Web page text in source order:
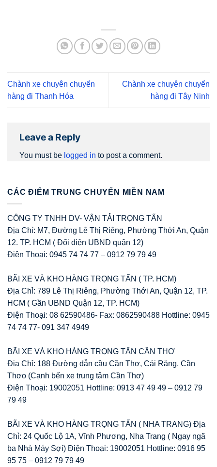
Chành xe chuyên chuyển
hàng đi Thanh Hóa
Chành xe chuyên chuyển
hàng đi Tây Ninh
Leave a Reply
You must be logged in to post a comment.
CÁC ĐIỂM TRUNG CHUYỂN MIỀN NAM
CÔNG TY TNHH DV- VẬN TẢI TRỌNG TẤN
Địa Chỉ: M7, Đường Lê Thị Riêng, Phường Thới An, Quận
12. TP. HCM ( Đối diện UBND quận 12)
Điện Thoại: 0945 74 74 77 – 0912 79 79 49
BÃI XE VÀ KHO HÀNG TRỌNG TẤN ( TP. HCM)
Địa Chỉ: 789 Lê Thị Riêng, Phường Thới An, Quận 12, TP.
HCM ( Gần UBND Quận 12, TP. HCM)
Điện Thoại: 08 62590486- Fax: 0862590488 Hottline: 0945
74 74 77- 091 347 4949
BÃI XE VÀ KHO HÀNG TRỌNG TẤN CẦN THƠ
Địa Chỉ: 188 Đường dẫn cầu Cần Thơ, Cái Răng, Cần
Thơo (Cạnh bến xe trung tâm Cần Thơ)
Điện Thoại: 19002051 Hottline: 0913 47 49 49 – 0912 79
79 49
BÃI XE VÀ KHO HÀNG TRỌNG TẤN ( NHA TRANG) Địa
Chỉ: 24 Quốc Lộ 1A, Vĩnh Phương, Nha Trang ( Ngay ngã
ba Nhà Máy Sợi) Điện Thoại: 19002051 Hottline: 0916 95
95 75 – 0912 79 79 49